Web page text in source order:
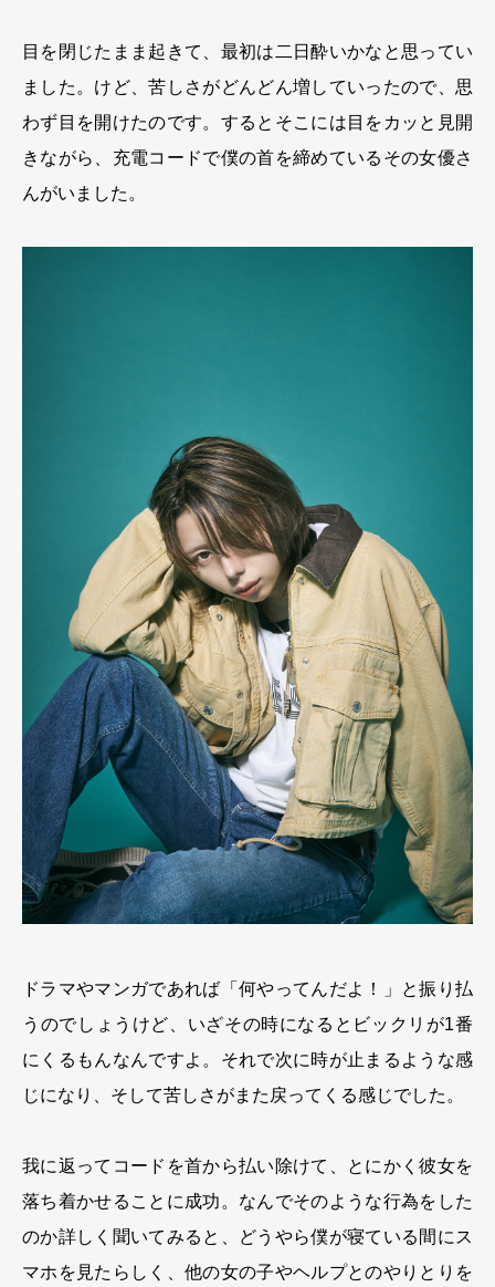
目を閉じたまま起きて、最初は二日酔いかなと思ってい
ました。けど、苦しさがどんどん増していったので、思
わず目を開けたのです。するとそこには目をカッと見開
きながら、充電コードで僕の首を締めているその女優さ
んがいました。
ドラマやマンガであれば「何やってんだよ！」と振り払
うのでしょうけど、いざその時になるとビックリが1番
にくるもんなんですよ。それで次に時が止まるような感
じになり、そして苦しさがまた戻ってくる感じでした。
我に返ってコードを首から払い除けて、とにかく彼女を
落ち着かせることに成功。なんでそのような行為をした
のか詳しく聞いてみると、どうやら僕が寝ている間にス
マホを見たらしく、他の女の子やヘルプとのやりとりを